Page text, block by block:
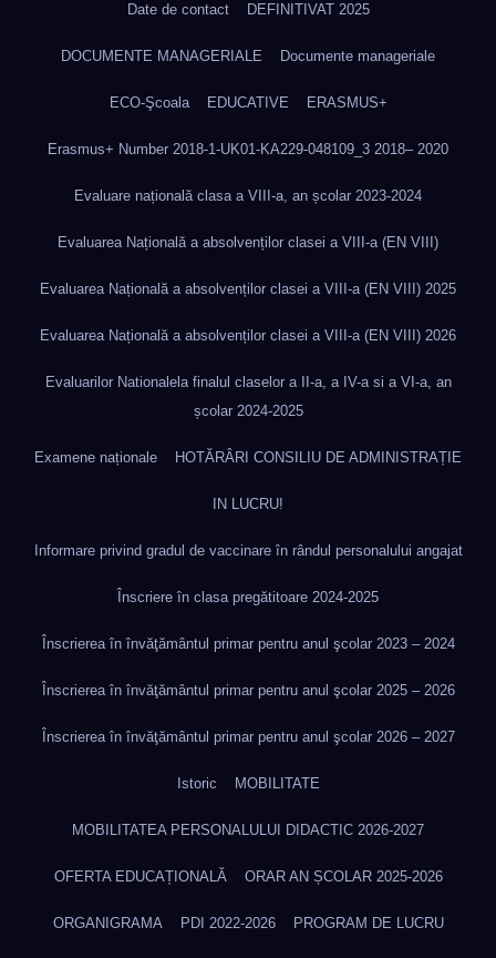
Date de contact DEFINITIVAT 2025
DOCUMENTE MANAGERIALE Documente manageriale
ECO-Şcoala EDUCATIVE ERASMUS+
Erasmus+ Number 2018-1-UK01-KA229-048109_3 2018– 2020
Evaluare națională clasa a VIII-a, an școlar 2023-2024
Evaluarea Națională a absolvenților clasei a VIII-a (EN VIII)
Evaluarea Națională a absolvenților clasei a VIII-a (EN VIII) 2025
Evaluarea Națională a absolvenților clasei a VIII-a (EN VIII) 2026
Evaluarilor Nationalela finalul claselor a II-a, a IV-a si a VI-a, an
școlar 2024-2025
Examene naționale HOTĂRÂRI CONSILIU DE ADMINISTRAȚIE
IN LUCRU!
Informare privind gradul de vaccinare în rândul personalului angajat
Înscriere în clasa pregătitoare 2024-2025
Înscrierea în învăţământul primar pentru anul şcolar 2023 – 2024
Înscrierea în învăţământul primar pentru anul şcolar 2025 – 2026
Înscrierea în învăţământul primar pentru anul şcolar 2026 – 2027
Istoric MOBILITATE
MOBILITATEA PERSONALULUI DIDACTIC 2026-2027
OFERTA EDUCAȚIONALĂ ORAR AN ȘCOLAR 2025-2026
ORGANIGRAMA PDI 2022-2026 PROGRAM DE LUCRU